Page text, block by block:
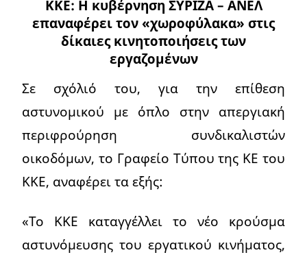
ΚΚΕ: Η κυβέρνηση ΣΥΡΙΖΑ – ΑΝΕΛ
επαναφέρει τον «χωροφύλακα» στις
δίκαιες κινητοποιήσεις των
εργαζομένων
Σε σχόλιό του, για την επίθεση
αστυνομικού με όπλο στην απεργιακή
περιφρούρηση συνδικαλιστών
οικοδόμων, το Γραφείο Τύπου της ΚΕ του
ΚΚΕ, αναφέρει τα εξής:
«Το ΚΚΕ καταγγέλλει το νέο κρούσμα
αστυνόμευσης του εργατικού κινήματος,